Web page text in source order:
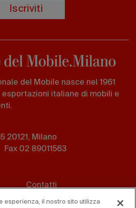
Iscriviti
del Mobile nasce nel 1961
italiane di mobili e
20121, Milano
Fax 02 89011563
Contatti
esperienza, il nostro sito utilizza